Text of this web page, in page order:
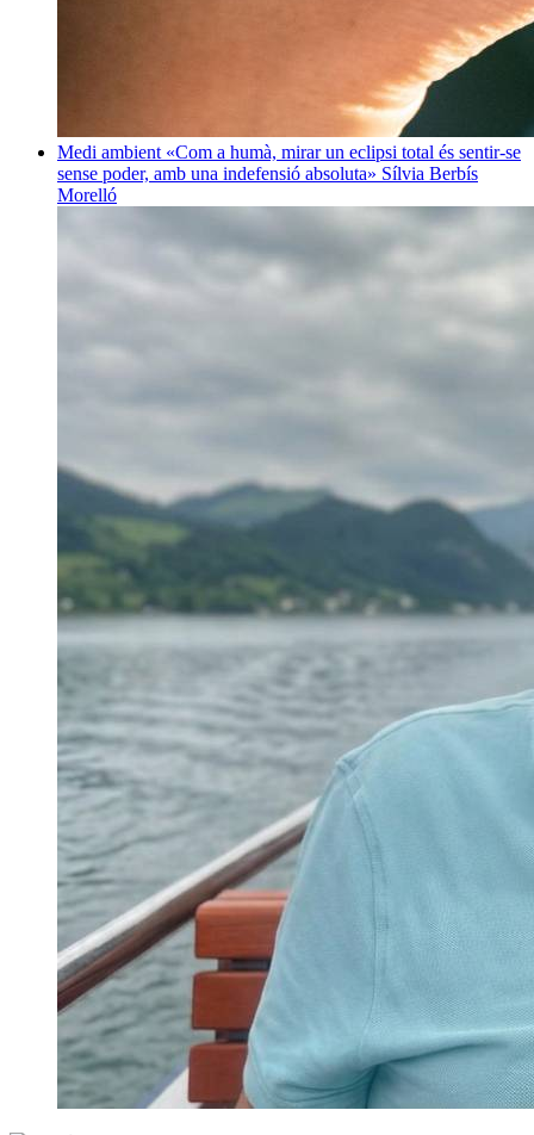
Medi ambient «Com a humà, mirar un eclipsi total és sentir-se
sense poder, amb una indefensió absoluta» Sílvia Berbís
Morelló